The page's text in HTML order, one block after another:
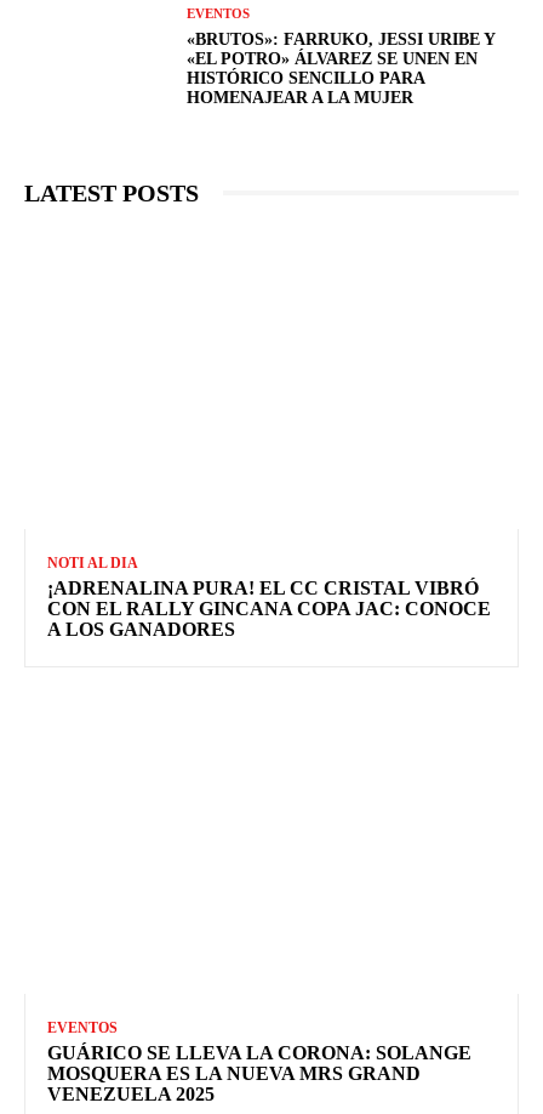
EVENTOS
«BRUTOS»: FARRUKO, JESSI URIBE Y
«EL POTRO» ÁLVAREZ SE UNEN EN
HISTÓRICO SENCILLO PARA
HOMENAJEAR A LA MUJER
LATEST POSTS
NOTI AL DIA
¡ADRENALINA PURA! EL CC CRISTAL VIBRÓ
CON EL RALLY GINCANA COPA JAC: CONOCE
A LOS GANADORES
EVENTOS
GUÁRICO SE LLEVA LA CORONA: SOLANGE
MOSQUERA ES LA NUEVA MRS GRAND
VENEZUELA 2025